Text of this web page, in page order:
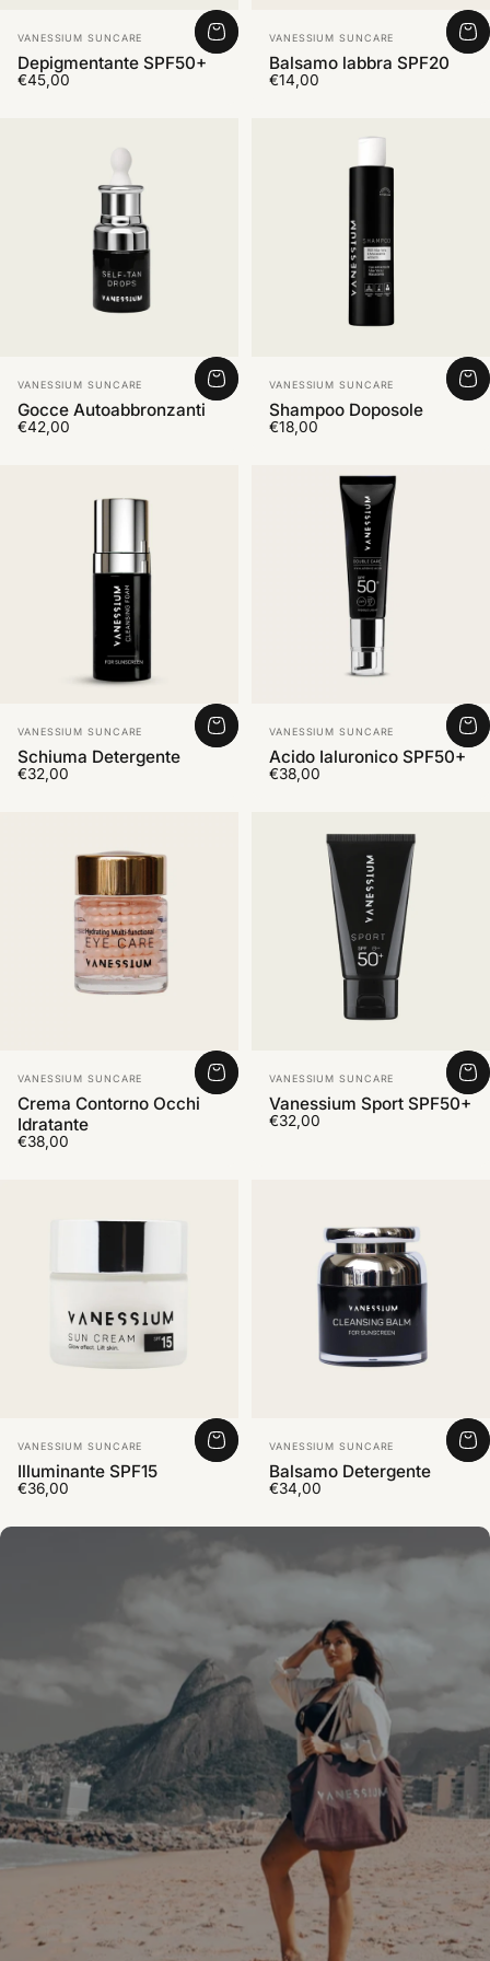
Fornitore:
VANESSIUM SUNCARE
Depigmentante SPF50+
€45,00
Fornitore:
VANESSIUM SUNCARE
Balsamo labbra SPF20
€14,00
Fornitore:
VANESSIUM SUNCARE
Gocce Autoabbronzanti
€42,00
Fornitore:
VANESSIUM SUNCARE
Shampoo Doposole
€18,00
Fornitore:
VANESSIUM SUNCARE
Schiuma Detergente
€32,00
Fornitore:
VANESSIUM SUNCARE
Acido Ialuronico SPF50+
€38,00
Fornitore:
VANESSIUM SUNCARE
Crema Contorno Occhi
Idratante
€38,00
Fornitore:
VANESSIUM SUNCARE
Vanessium Sport SPF50+
€32,00
Fornitore:
VANESSIUM SUNCARE
Illuminante SPF15
€36,00
Fornitore:
VANESSIUM SUNCARE
Balsamo Detergente
€34,00